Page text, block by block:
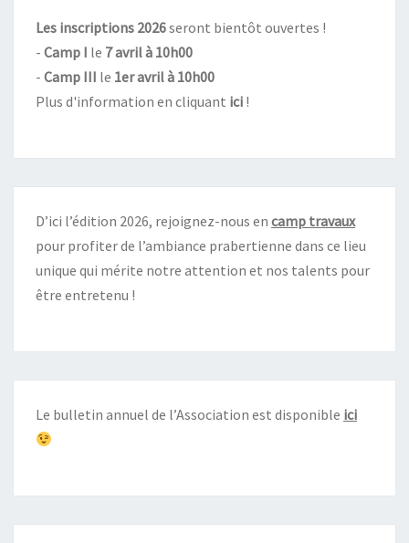
Les inscriptions 2026seront bientôt ouvertes !
- Camp I le 7 avril à 10h00
- Camp III le 1er avril à 10h00
Plus d'information en cliquant ici !
D’ici l’édition 2026, rejoignez-nous en camp travaux
pour profiter de l’ambiance prabertienne dans ce lieu
unique qui mérite notre attention et nos talents pour
être entretenu !
Le bulletin annuel de l’Association est disponible ici